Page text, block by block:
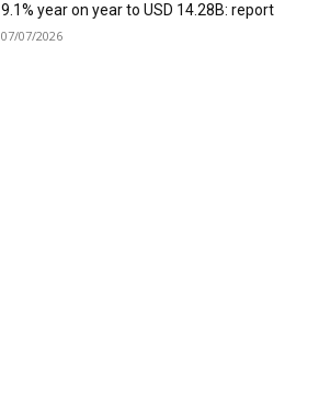
9.1% year on year to USD 14.28B: report
07/07/2026